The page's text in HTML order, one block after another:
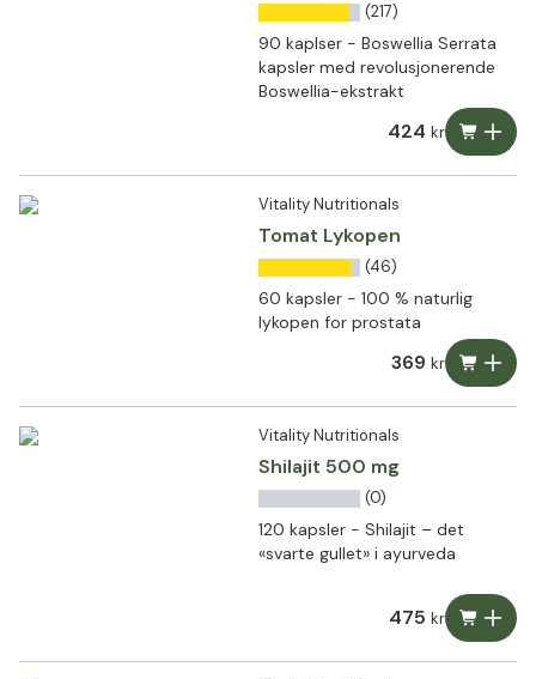
(217)
90 kaplser - Boswellia Serrata
kapsler med revolusjonerende
Boswellia-ekstrakt
424 kr
Vitality Nutritionals
Tomat Lykopen
(46)
60 kapsler - 100 % naturlig
lykopen for prostata
369 kr
Vitality Nutritionals
Shilajit 500 mg
(0)
120 kapsler - Shilajit – det
«svarte gullet» i ayurveda
475 kr